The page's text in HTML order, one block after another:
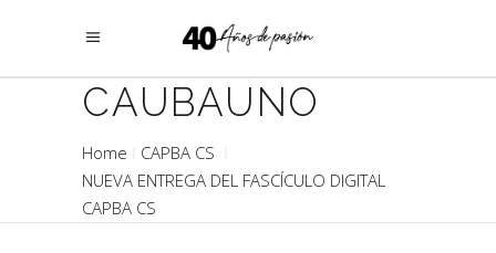
CAUBAUNO
Home
CAPBA CS
NUEVA ENTREGA DEL FASCÍCULO DIGITAL
CAPBA CS